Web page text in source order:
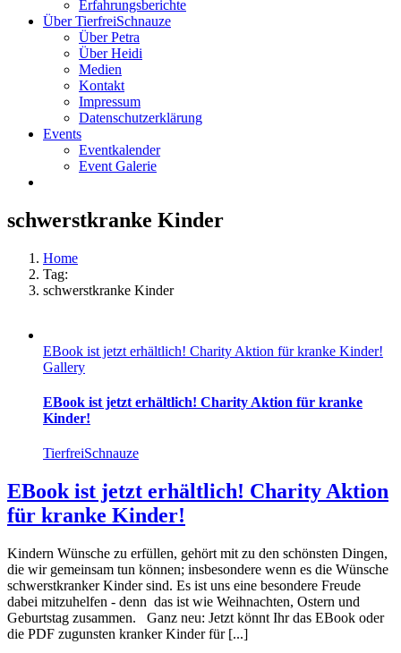
Erfahrungsberichte
Über TierfreiSchnauze
Über Petra
Über Heidi
Medien
Kontakt
Impressum
Datenschutzerklärung
Events
Eventkalender
Event Galerie
schwerstkranke Kinder
Home
Tag:
schwerstkranke Kinder
EBook ist jetzt erhältlich! Charity Aktion für kranke Kinder!
Gallery
EBook ist jetzt erhältlich! Charity Aktion für kranke
Kinder!
TierfreiSchnauze
EBook ist jetzt erhältlich! Charity Aktion
für kranke Kinder!
Kindern Wünsche zu erfüllen, gehört mit zu den schönsten Dingen,
die wir gemeinsam tun können; insbesondere wenn es die Wünsche
schwerstkranker Kinder sind. Es ist uns eine besondere Freude
dabei mitzuhelfen - denn das ist wie Weihnachten, Ostern und
Geburtstag zusammen. Ganz neu: Jetzt könnt Ihr das EBook oder
die PDF zugunsten kranker Kinder für [...]